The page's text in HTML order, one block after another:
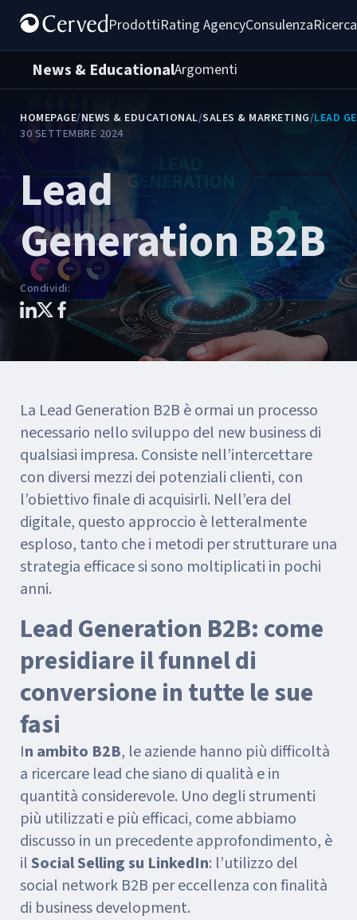
ProdottiRating AgencyConsulenza
News & EducationalArgomenti
HOMEPAGE/NEWS & EDUCATIONAL/SALES & MARKETING/LEAD
30 SETTEMBRE 2024
Lead
Generation B2B
Condividi:
La Lead Generation B2B è ormai un processo
necessario nello sviluppo del new business di
qualsiasi impresa. Consiste nell’intercettare
con diversi mezzi dei potenziali clienti, con
l’obiettivo finale di acquisirli. Nell’era del
digitale, questo approccio è letteralmente
esploso, tanto che i metodi per strutturare una
strategia efficace si sono moltiplicati in pochi
anni.
Lead Generation B2B: come
presidiare il funnel di
conversione in tutte le sue
fasi
In ambito B2B, le aziende hanno più difficoltà
a ricercare lead che siano di qualità e in
quantità considerevole. Uno degli strumenti
più utilizzati e più efficaci, come abbiamo
discusso in un precedente approfondimento, è
ilSocial Selling su LinkedIn: l’utilizzo del
social network B2B per eccellenza con finalità
di business development.